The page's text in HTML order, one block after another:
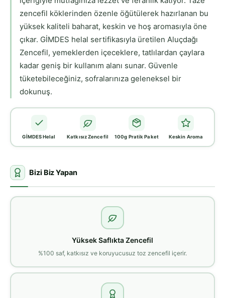
zencefil köklerinden özenle öğütülerek hazırlanan bu
yüksek kaliteli baharat, keskin ve hoş aromasıyla öne
çıkar. GİMDES helal sertifikasıyla üretilen Aluçdağı
Zencefil, yemeklerden içeceklere, tatlılardan çaylara
kadar geniş bir kullanım alanı sunar. Güvenle
tüketebileceğiniz, sofralarınıza geleneksel bir
dokunuş.
GİMDES Helal Katkısız Zencefil 100g Pratik Paket Keskin Aroma
Bizi Biz Yapan
Yüksek Saflıkta Zencefil
%100 saf, katkısız ve koruyucusuz toz zencefil içerir.